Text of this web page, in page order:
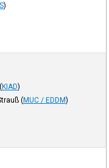
)
(KIAD)
(MUC / EDDM)